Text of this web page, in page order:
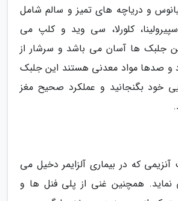
و دریاچه های تمیز و سالم شامل
کلورلا، سی وید و کلپ می
جلبک ها آسان می باشد و سرشار از
و صدها مواد معدنی هستند این جلبک
خود بگنجانید و عملکرد صحیح مغز
که در بیماری آلزایمر دخیل می
نماید. همچنین غنی از پلی فنل ها و